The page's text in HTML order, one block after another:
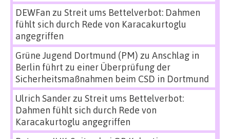
DEWFan zu Streit ums Bettelverbot: Dahmen
fühlt sich durch Rede von Karacakurtoglu
angegriffen
Grüne Jugend Dortmund (PM) zu Anschlag in
Berlin führt zu einer Überprüfung der
Sicherheitsmaßnahmen beim CSD in Dortmund
Ulrich Sanderzu Streit ums Bettelverbot:
Dahmen fühlt sich durch Rede von
Karacakurtoglu angegriffen